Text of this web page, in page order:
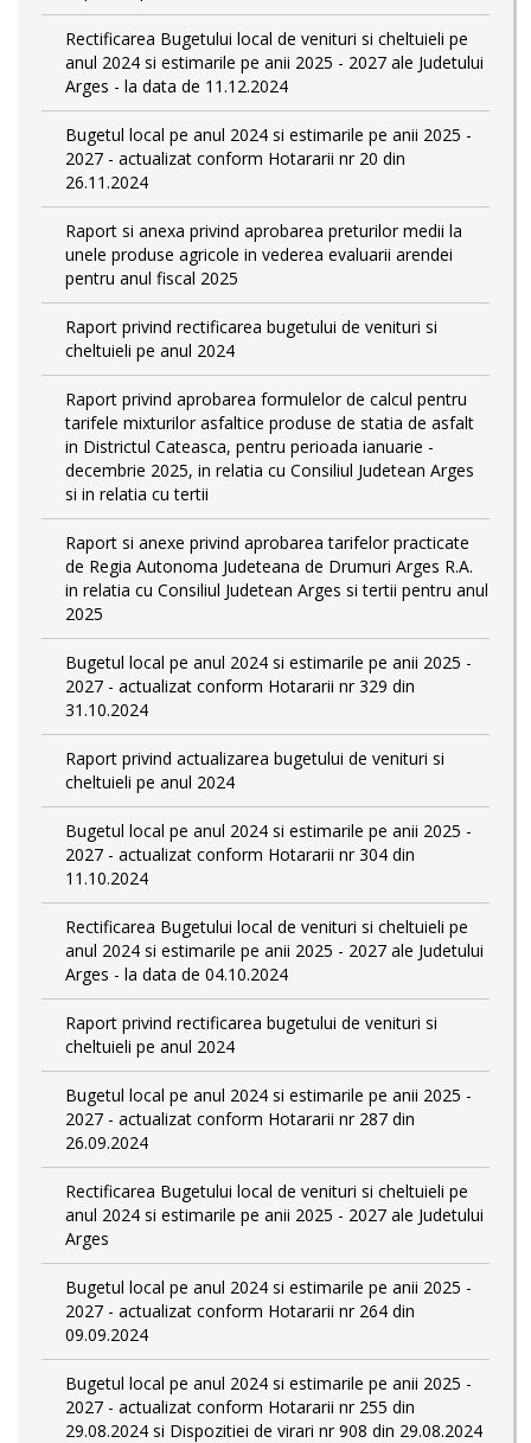
Rectificarea Bugetului local de venituri si cheltuieli pe
anul 2024 si estimarile pe anii 2025 - 2027 ale Judetului
Arges - la data de 11.12.2024
Bugetul local pe anul 2024 si estimarile pe anii 2025 -
2027 - actualizat conform Hotararii nr 20 din
26.11.2024
Raport si anexa privind aprobarea preturilor medii la
unele produse agricole in vederea evaluarii arendei
pentru anul fiscal 2025
Raport privind rectificarea bugetului de venituri si
cheltuieli pe anul 2024
Raport privind aprobarea formulelor de calcul pentru
tarifele mixturilor asfaltice produse de statia de asfalt
in Districtul Cateasca, pentru perioada ianuarie -
decembrie 2025, in relatia cu Consiliul Judetean Arges
si in relatia cu tertii
Raport si anexe privind aprobarea tarifelor practicate
de Regia Autonoma Judeteana de Drumuri Arges R.A.
in relatia cu Consiliul Judetean Arges si tertii pentru anul
2025
Bugetul local pe anul 2024 si estimarile pe anii 2025 -
2027 - actualizat conform Hotararii nr 329 din
31.10.2024
Raport privind actualizarea bugetului de venituri si
cheltuieli pe anul 2024
Bugetul local pe anul 2024 si estimarile pe anii 2025 -
2027 - actualizat conform Hotararii nr 304 din
11.10.2024
Rectificarea Bugetului local de venituri si cheltuieli pe
anul 2024 si estimarile pe anii 2025 - 2027 ale Judetului
Arges - la data de 04.10.2024
Raport privind rectificarea bugetului de venituri si
cheltuieli pe anul 2024
Bugetul local pe anul 2024 si estimarile pe anii 2025 -
2027 - actualizat conform Hotararii nr 287 din
26.09.2024
Rectificarea Bugetului local de venituri si cheltuieli pe
anul 2024 si estimarile pe anii 2025 - 2027 ale Judetului
Arges
Bugetul local pe anul 2024 si estimarile pe anii 2025 -
2027 - actualizat conform Hotararii nr 264 din
09.09.2024
Bugetul local pe anul 2024 si estimarile pe anii 2025 -
2027 - actualizat conform Hotararii nr 255 din
29.08.2024 si Dispozitiei de virari nr 908 din 29.08.2024